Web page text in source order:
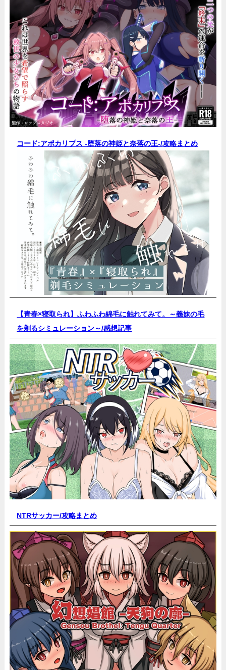
コード:アポカリプス -堕落の神姫と奈落の王-/攻略まとめ
【青春×寝取られ】ふわふわ綿毛に触れてみて。～義妹の毛
を剃るシミュレーション～/感想記事
NTRサッカー/攻略まとめ